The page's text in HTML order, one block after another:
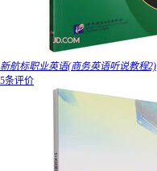
新航标职业英语(商务英语听说教程2)
5条评价